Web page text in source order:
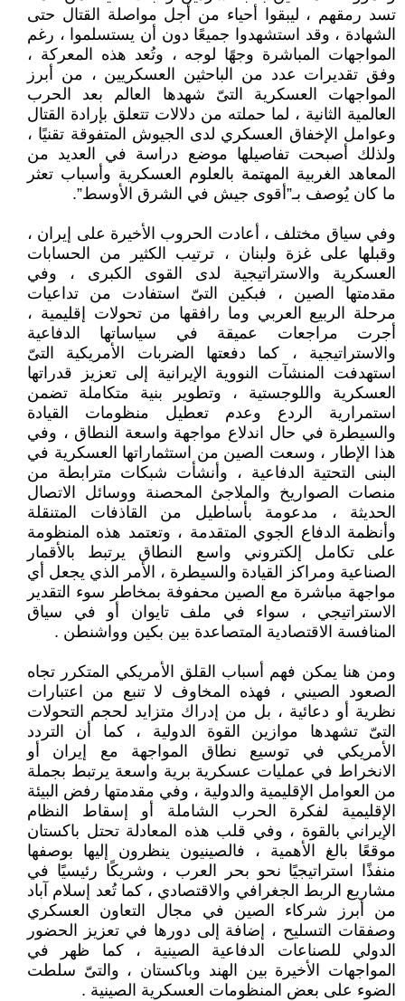
تسد رمقهم ، ليبقوا أحياء من أجل مواصلة القتال حتى
الشهادة ، وقد استشهدوا جميعًا دون أن يستسلموا ، رغم
المواجهات المباشرة وجهًا لوجه ، وتُعد هذه المعركة ،
وفق تقديرات عدد من الباحثين العسكريين ، من أبرز
المواجهات العسكرية التىّ شهدها العالم بعد الحرب
العالمية الثانية ، لما حملته من دلالات تتعلق بإرادة القتال
وعوامل الإخفاق العسكري لدى الجيوش المتفوقة تقنيًا ،
ولذلك أصبحت تفاصيلها موضع دراسة في العديد من
المعاهد الغربية المهتمة بالعلوم العسكرية وأسباب تعثر
ما كان يُوصف بـ”أقوى جيش في الشرق الأوسط”.
وفي سياق مختلف ، أعادت الحروب الأخيرة على إيران ،
وقبلها على غزة ولبنان ، ترتيب الكثير من الحسابات
العسكرية والاستراتيجية لدى القوى الكبرى ، وفي
مقدمتها الصين ، فبكين التىّ استفادت من تداعيات
مرحلة الربيع العربي وما رافقها من تحولات إقليمية ،
أجرت مراجعات عميقة في سياساتها الدفاعية
والاستراتيجية ، كما دفعتها الضربات الأمريكية التىّ
استهدفت المنشآت النووية الإيرانية إلى تعزيز قدراتها
العسكرية واللوجستية ، وتطوير بنية متكاملة تضمن
استمرارية الردع وعدم تعطيل منظومات القيادة
والسيطرة في حال اندلاع مواجهة واسعة النطاق ، وفي
هذا الإطار ، وسعت الصين من استثماراتها العسكرية في
البنى التحتية الدفاعية ، وأنشأت شبكات مترابطة من
منصات الصواريخ والملاجئ المحصنة ووسائل الاتصال
الحديثة ، مدعومة بأساطيل من القاذفات المتنقلة
وأنظمة الدفاع الجوي المتقدمة ، وتعتمد هذه المنظومة
على تكامل إلكتروني واسع النطاق يرتبط بالأقمار
الصناعية ومراكز القيادة والسيطرة ، الأمر الذي يجعل أي
مواجهة مباشرة مع الصين محفوفة بمخاطر سوء التقدير
الاستراتيجي ، سواء في ملف تايوان أو في سياق
المنافسة الاقتصادية المتصاعدة بين بكين وواشنطن .
ومن هنا يمكن فهم أسباب القلق الأمريكي المتكرر تجاه
الصعود الصيني ، فهذه المخاوف لا تنبع من اعتبارات
نظرية أو دعائية ، بل من إدراك متزايد لحجم التحولات
التىّ تشهدها موازين القوة الدولية ، كما أن التردد
الأمريكي في توسيع نطاق المواجهة مع إيران أو
الانخراط في عمليات عسكرية برية واسعة يرتبط بجملة
من العوامل الإقليمية والدولية ، وفي مقدمتها رفض البيئة
الإقليمية لفكرة الحرب الشاملة أو إسقاط النظام
الإيراني بالقوة ، وفي قلب هذه المعادلة تحتل باكستان
موقعًا بالغ الأهمية ، فالصينيون ينظرون إليها بوصفها
منفذًا استراتيجيًا نحو بحر العرب ، وشريكًا رئيسيًا في
مشاريع الربط الجغرافي والاقتصادي ، كما تُعد إسلام آباد
من أبرز شركاء الصين في مجال التعاون العسكري
وصفقات التسليح ، إضافة إلى دورها في تعزيز الحضور
الدولي للصناعات الدفاعية الصينية ، كما ظهر في
المواجهات الأخيرة بين الهند وباكستان ، والتىّ سلطت
الضوء على بعض المنظومات العسكرية الصينية .